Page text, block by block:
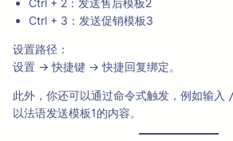
Ctrl + 2：发送售后模板2
Ctrl + 3：发送促销模板3
设置路径：
设置 → 快捷键 → 快捷回复绑定。
此外，你还可以通过命令式触发，例如输入
以法语发送模板1的内容。